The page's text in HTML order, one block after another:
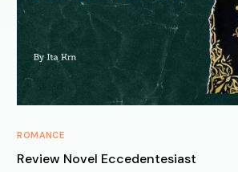
ROMANCE
Review Novel Eccedentesiast